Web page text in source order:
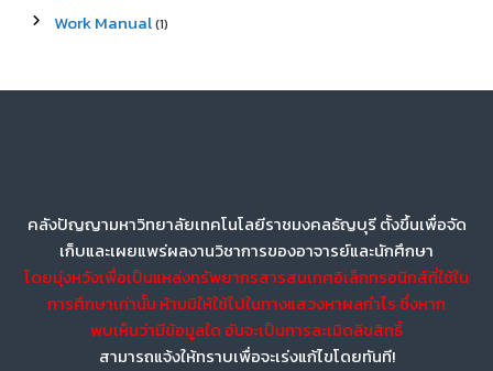
Work Manual(1)
คลังปัญญามหาวิทยาลัยเทคโนโลยีราชมงคลธัญบุรี ตั้งขึ้นเพื่อจัด
เก็บและเผยแพร่ผลงานวิชาการของอาจารย์และนักศึกษา
โดยมุ่งหวังเพื่อเป็นแหล่งทรัพยากรสารสนเทศอิเล็กทรอนิกส์ที่ใช้ใน
การศึกษาเท่านั้น ห้ามมิให้ใช้ไปในทางแสวงหาผลกำไร ซึ่งหาก
พบเห็นว่ามีข้อมูลใด อันจะเป็นการละเมิดลิขสิทธิ์
สามารถแจ้งให้ทราบเพื่อจะเร่งแก้ไขโดยทันที!